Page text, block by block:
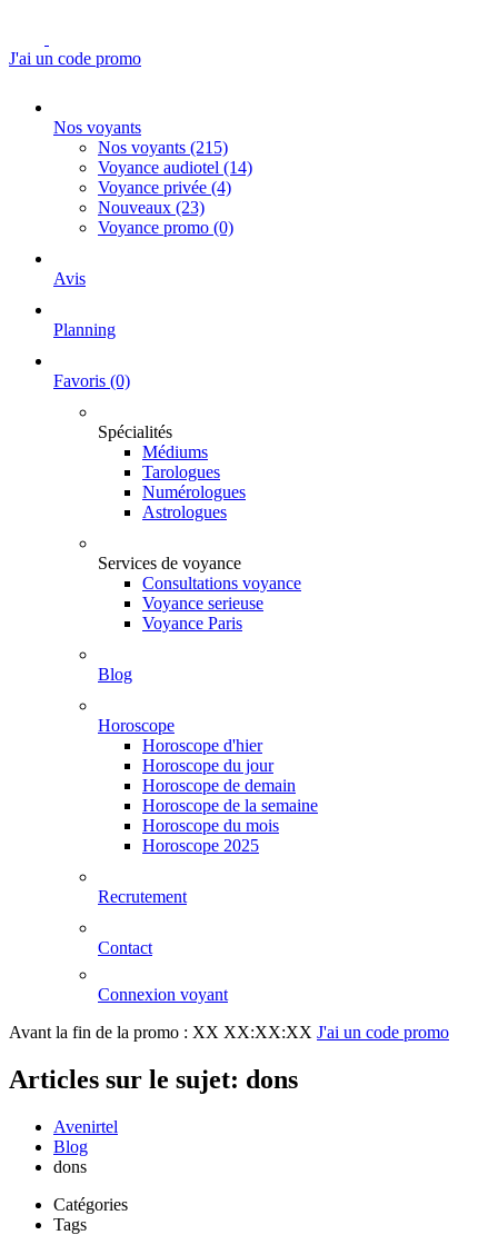
J'ai un code promo
Nos voyants
Nos voyants (215)
Voyance audiotel (14)
Voyance privée (4)
Nouveaux (23)
Voyance promo (0)
Avis
Planning
Favoris (0)
Spécialités
Médiums
Tarologues
Numérologues
Astrologues
Services de voyance
Consultations voyance
Voyance serieuse
Voyance Paris
Blog
Horoscope
Horoscope d'hier
Horoscope du jour
Horoscope de demain
Horoscope de la semaine
Horoscope du mois
Horoscope 2025
Recrutement
Contact
Connexion voyant
Avant la fin de la promo : XX XX:XX:XX J'ai un code promo
Articles sur le sujet: dons
Avenirtel
Blog
dons
Catégories
Tags